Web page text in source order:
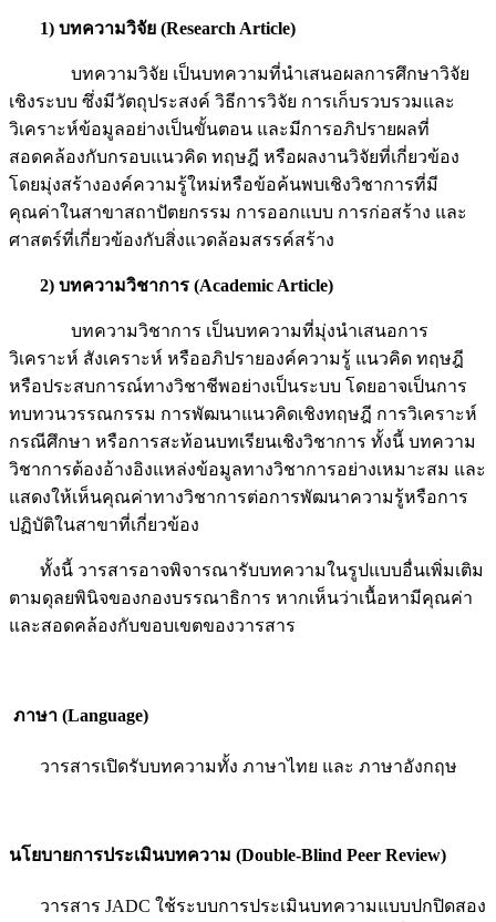
1) บทความวิจัย (Research Article)
บทความวิจัย เป็นบทความที่นำเสนอผลการศึกษาวิจัย
เชิงระบบ ซึ่งมีวัตถุประสงค์ วิธีการวิจัย การเก็บรวบรวมและ
วิเคราะห์ข้อมูลอย่างเป็นขั้นตอน และมีการอภิปรายผลที่
สอดคล้องกับกรอบแนวคิด ทฤษฎี หรือผลงานวิจัยที่เกี่ยวข้อง
โดยมุ่งสร้างองค์ความรู้ใหม่หรือข้อค้นพบเชิงวิชาการที่มี
คุณค่าในสาขาสถาปัตยกรรม การออกแบบ การก่อสร้าง และ
ศาสตร์ที่เกี่ยวข้องกับสิ่งแวดล้อมสรรค์สร้าง
2) บทความวิชาการ (Academic Article)
บทความวิชาการ เป็นบทความที่มุ่งนำเสนอการ
วิเคราะห์ สังเคราะห์ หรืออภิปรายองค์ความรู้ แนวคิด ทฤษฎี
หรือประสบการณ์ทางวิชาชีพอย่างเป็นระบบ โดยอาจเป็นการ
ทบทวนวรรณกรรม การพัฒนาแนวคิดเชิงทฤษฎี การวิเคราะห์
กรณีศึกษา หรือการสะท้อนบทเรียนเชิงวิชาการ ทั้งนี้ บทความ
วิชาการต้องอ้างอิงแหล่งข้อมูลทางวิชาการอย่างเหมาะสม และ
แสดงให้เห็นคุณค่าทางวิชาการต่อการพัฒนาความรู้หรือการ
ปฏิบัติในสาขาที่เกี่ยวข้อง
ทั้งนี้ วารสารอาจพิจารณารับบทความในรูปแบบอื่นเพิ่มเติม
ตามดุลยพินิจของกองบรรณาธิการ หากเห็นว่าเนื้อหามีคุณค่า
และสอดคล้องกับขอบเขตของวารสาร
ภาษา (Language)
วารสารเปิดรับบทความทั้ง ภาษาไทย และ ภาษาอังกฤษ
นโยบายการประเมินบทความ (Double-Blind Peer Review)
วารสาร JADC ใช้ระบบการประเมินบทความแบบปกปิดสอง